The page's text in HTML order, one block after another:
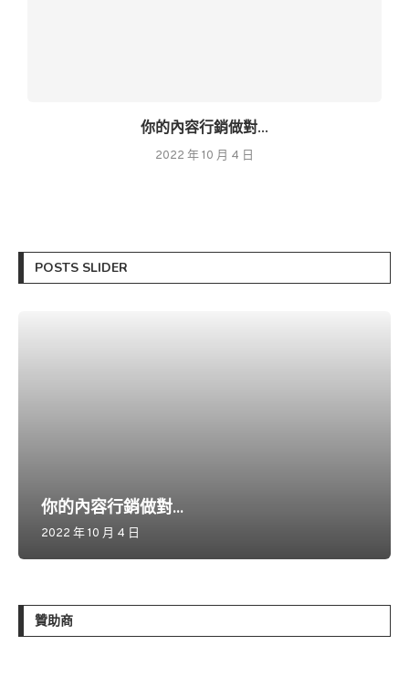
你的內容行銷做對...
2022 年 10 月 4 日
POSTS SLIDER
你的內容行銷做對...
2022 年 10 月 4 日
贊助商